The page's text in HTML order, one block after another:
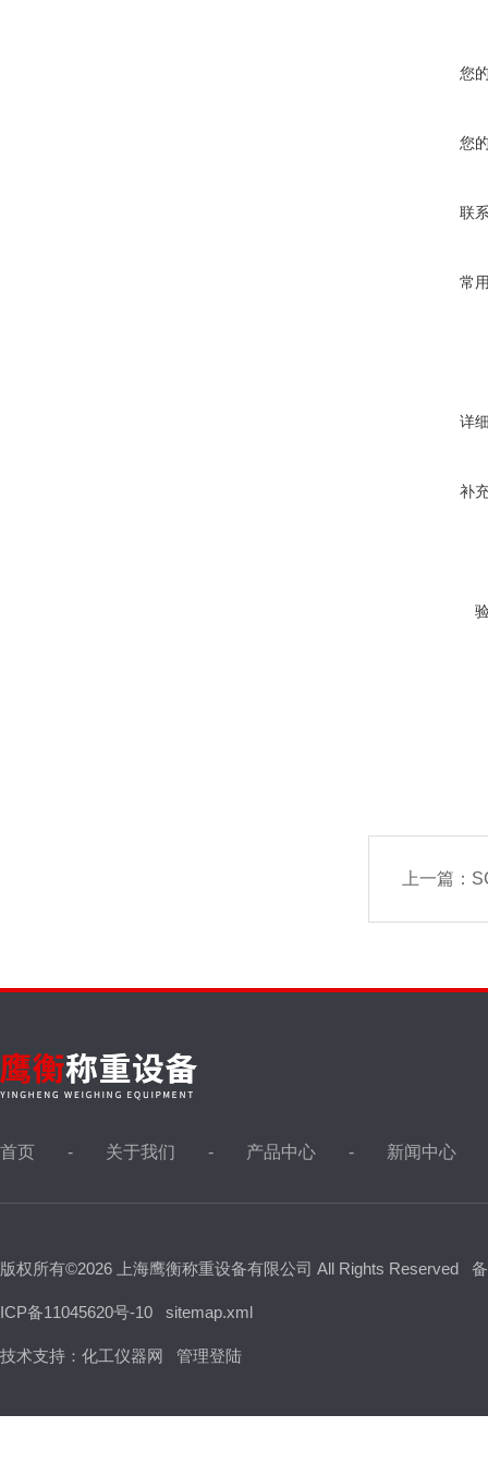
您
您
联
常
详
补
上一篇：
首页 关于我们 产品中心 新闻中心
版权所有©2026 上海鹰衡称重设备有限公司 All Rights Reserved
ICP备11045620号-10 sitemap.xml
技术支持： 化工仪器网 管理登陆